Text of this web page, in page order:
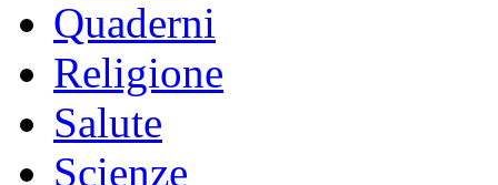
Quaderni
Religione
Salute
Scienze